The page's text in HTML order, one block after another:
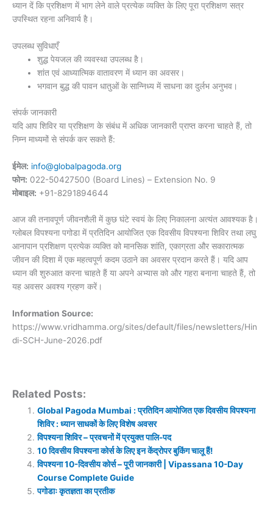
ध्यान दें कि प्रशिक्षण में भाग लेने वाले प्रत्येक व्यक्ति के लिए पूरा प्रशिक्षण सत्र
उपस्थित रहना अनिवार्य है।
उपलब्ध सुविधाएँ
शुद्ध पेयजल की व्यवस्था उपलब्ध है।
शांत एवं आध्यात्मिक वातावरण में ध्यान का अवसर।
भगवान बुद्ध की पावन धातुओं के सान्निध्य में साधना का दुर्लभ अनुभव।
संपर्क जानकारी
यदि आप शिविर या प्रशिक्षण के संबंध में अधिक जानकारी प्राप्त करना चाहते हैं, तो
निम्न माध्यमों से संपर्क कर सकते हैं:
ईमेल: info@globalpagoda.org
फोन: 022-50427500 (Board Lines) – Extension No. 9
मोबाइल: +91-8291894644
आज की तनावपूर्ण जीवनशैली में कुछ घंटे स्वयं के लिए निकालना अत्यंत आवश्यक है।
ग्लोबल विपश्यना पगोडा में प्रतिदिन आयोजित एक दिवसीय विपश्यना शिविर तथा लघु
आनापान प्रशिक्षण प्रत्येक व्यक्ति को मानसिक शांति, एकाग्रता और सकारात्मक
जीवन की दिशा में एक महत्वपूर्ण कदम उठाने का अवसर प्रदान करते हैं। यदि आप
ध्यान की शुरुआत करना चाहते हैं या अपने अभ्यास को और गहरा बनाना चाहते हैं, तो
यह अवसर अवश्य ग्रहण करें।
Information Source:
https://www.vridhamma.org/sites/default/files/newsletters/Hin
di-SCH-June-2026.pdf
Related Posts:
Global Pagoda Mumbai : प्रतिदिन आयोजित एक दिवसीय विपश्यना
शिविर : ध्यान साधकों के लिए विशेष अवसर
विपश्यना शिविर – प्रवचनों में प्रयुक्त पालि-पद
10 दिवसीय विपश्यना कोर्स के लिए इन केंद्रोपर बुकिंग चालू हैं!
विपश्यना 10-दिवसीय कोर्स – पूरी जानकारी | Vipassana 10-Day
Course Complete Guide
पगोडाः कृतज्ञता का प्रतीक